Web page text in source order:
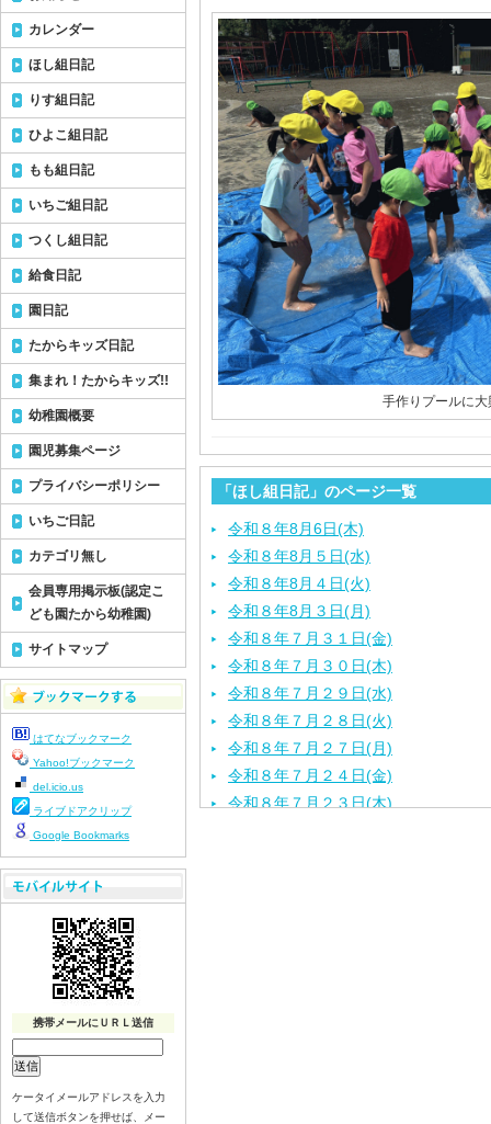
手作りプールに
「ほし組日記」のページ一覧
令和８年8月6日(木)
令和８年8月５日(水)
令和８年8月４日(火)
令和８年8月３日(月)
令和８年７月３１日(金)
令和８年７月３０日(木)
令和８年７月２９日(水)
令和８年７月２８日(火)
令和８年７月２７日(月)
令和８年７月２４日(金)
令和８年７月２３日(木)
カレンダー
ほし組日記
りす組日記
ひよこ組日記
もも組日記
いちご組日記
つくし組日記
給食日記
園日記
たからキッズ日記
集まれ！たからキッズ!!
幼稚園概要
園児募集ページ
プライバシーポリシー
いちご日記
カテゴリ無し
会員専用掲示板(認定こ
ども園たから幼稚園)
サイトマップ
はてなブックマーク
Yahoo!ブックマーク
del.icio.us
ライブドアクリップ
Google Bookmarks
携帯メールにＵＲＬ送信
ケータイメールアドレスを入力
して送信ボタンを押せば、メー